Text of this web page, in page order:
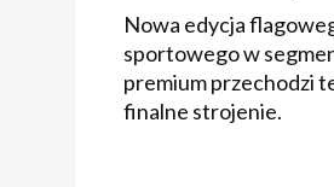
Nowa edycja
sportowego w
premium przechodzi
finalne strojenie.